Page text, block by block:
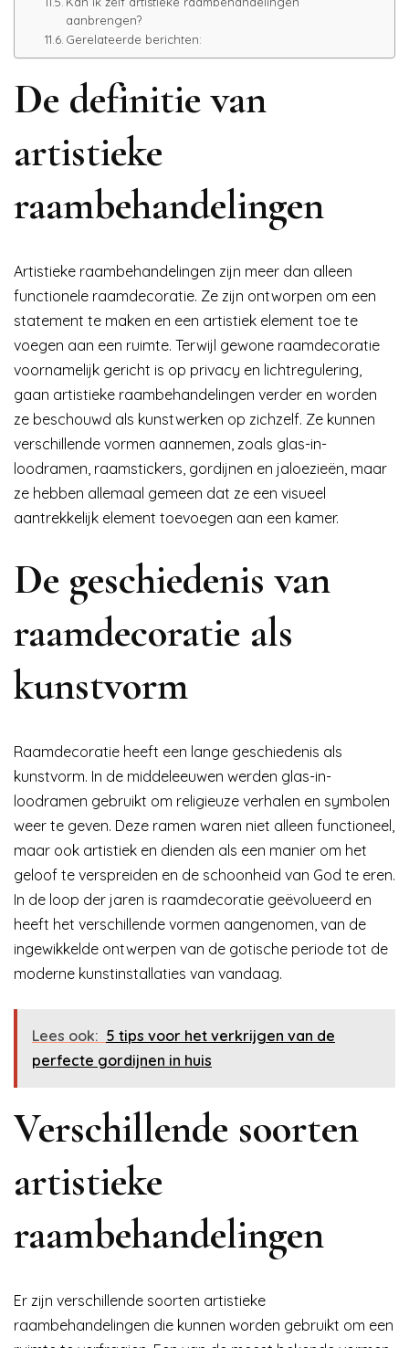
aanbrengen?
Gerelateerde berichten:
De definitie van
artistieke
raambehandelingen
Artistieke raambehandelingen zijn meer dan alleen
functionele raamdecoratie. Ze zijn ontworpen om een
statement te maken en een artistiek element toe te
voegen aan een ruimte. Terwijl gewone raamdecoratie
voornamelijk gericht is op privacy en lichtregulering,
gaan artistieke raambehandelingen verder en worden
ze beschouwd als kunstwerken op zichzelf. Ze kunnen
verschillende vormen aannemen, zoals glas-in-
loodramen, raamstickers, gordijnen en jaloezieën, maar
ze hebben allemaal gemeen dat ze een visueel
aantrekkelijk element toevoegen aan een kamer.
De geschiedenis van
raamdecoratie als
kunstvorm
Raamdecoratie heeft een lange geschiedenis als
kunstvorm. In de middeleeuwen werden glas-in-
loodramen gebruikt om religieuze verhalen en symbolen
weer te geven. Deze ramen waren niet alleen functioneel,
maar ook artistiek en dienden als een manier om het
geloof te verspreiden en de schoonheid van God te eren.
In de loop der jaren is raamdecoratie geëvolueerd en
heeft het verschillende vormen aangenomen, van de
ingewikkelde ontwerpen van de gotische periode tot de
moderne kunstinstallaties van vandaag.
Lees ook: 5 tips voor het verkrijgen van de
perfecte gordijnen in huis
Verschillende soorten
artistieke
raambehandelingen
Er zijn verschillende soorten artistieke
raambehandelingen die kunnen worden gebruikt om een